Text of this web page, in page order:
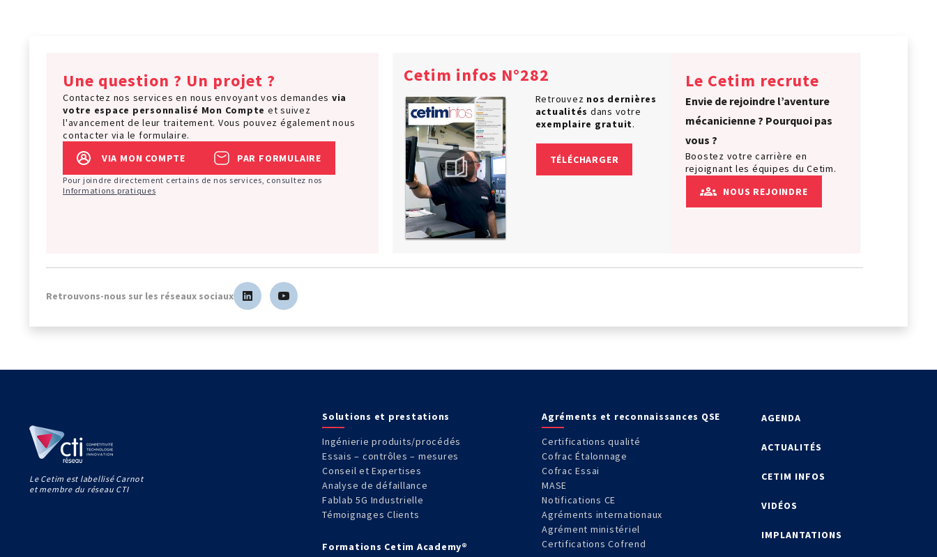
Une question ? Un projet ?
Contactez nos services en nous envoyant vos demandes via
votre espace personnalisé Mon Compte et suivez
l'avancement de leur traitement. Vous pouvez également nous
contacter via le formulaire.
VIA MON COMPTE
PAR FORMULAIRE
Pour joindre directement certains de nos services, consultez nos
Informations pratiques
Cetim infos N°282
Retrouvez nos dernières
actualités dans votre
exemplaire gratuit.
TÉLÉCHARGER
Le Cetim recrute
Envie de rejoindre l’aventure
mécanicienne ? Pourquoi pas
vous ?
Boostez votre carrière en
rejoignant les équipes du Cetim.
NOUS REJOINDRE
Retrouvons-nous sur les réseaux sociaux
Le Cetim est labellisé Carnot
et membre du réseau CTI
Solutions et prestations
Ingénierie produits/procédés
Essais – contrôles – mesures
Conseil et Expertises
Analyse de défaillance
Fablab 5G Industrielle
Témoignages Clients
Formations Cetim Academy®
Agréments et reconnaissances QSE
Certifications qualité
Cofrac Étalonnage
Cofrac Essai
MASE
Notifications CE
Agréments internationaux
Agrément ministériel
Certifications Cofrend
AGENDA
ACTUALITÉS
CETIM INFOS
VIDÉOS
IMPLANTATIONS